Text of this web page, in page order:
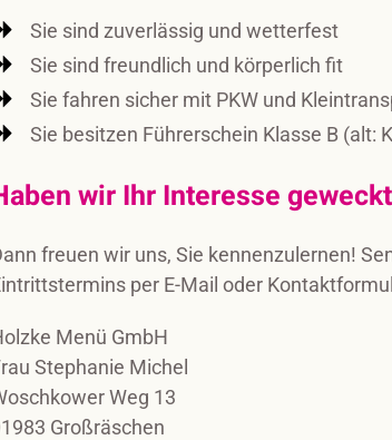
Sie sind zuverlässig und wetterfest
Sie sind freundlich und körperlich fit
Sie fahren sicher mit PKW und
Sie besitzen Führerschein Klasse B (alt:
wir Ihr Interesse
freuen wir uns, Sie kennenzulernen!
per E-Mail oder
Menü GmbH
Stephanie Michel
Weg 13
Großräschen